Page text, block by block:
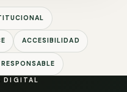
ACCESIBILIDAD
RESPONSABLE
DIGITAL